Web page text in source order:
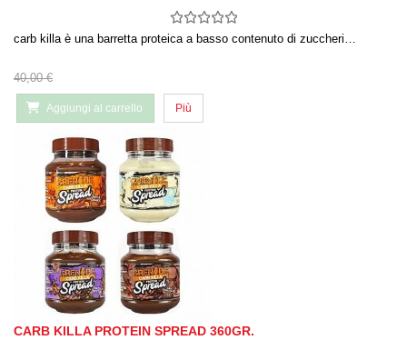
carb killa è una barretta proteica a basso contenuto di zuccheri…
40,00 €
Aggiungi al carrello Più
CARB KILLA PROTEIN SPREAD 360GR.